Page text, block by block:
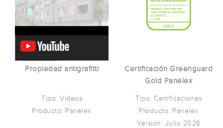
Propiedad antigrafitti
Tipo: Videos
Producto: Panelex
Certificación Greenguard
Gold Panelex
Tipo: Certificaciones
Producto: Panelex
Versión: Julio 2026